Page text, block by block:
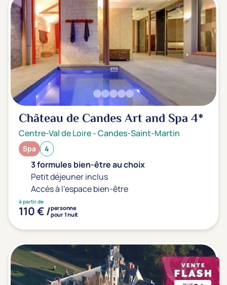
Château de Candes Art and Spa4*
Centre-Val de Loire-Candes-Saint-Martin
Spa 4
3 formules bien-être au choix
Petit déjeuner inclus
Accès à l'espace bien-être
à partir de
110 € /personne
pour 1 nuit